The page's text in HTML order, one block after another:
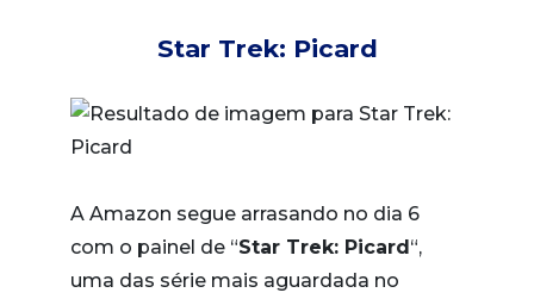
Star Trek: Picard
A Amazon segue arrasando no dia 6
com o painel de “Star Trek: Picard“,
uma das série mais aguardada no